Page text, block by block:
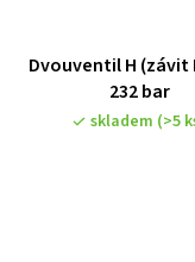
Dvouventil H (závit
232 bar
skladem (>5